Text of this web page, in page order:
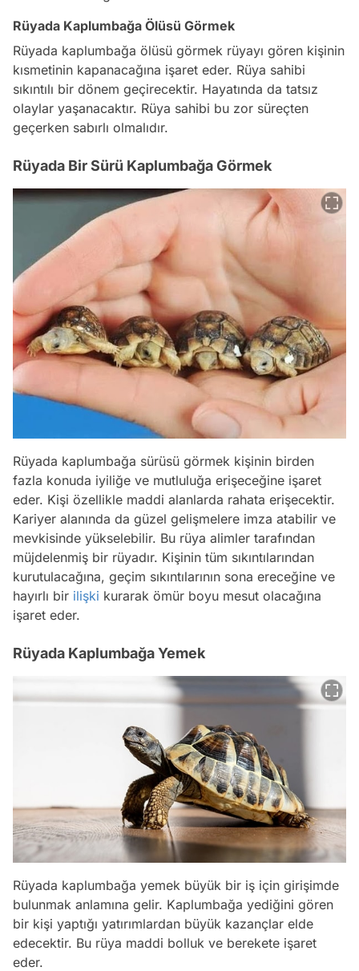
Rüyada Kaplumbağa Ölüsü Görmek
Rüyada kaplumbağa ölüsü görmek rüyayı gören kişinin
kısmetinin kapanacağına işaret eder. Rüya sahibi
sıkıntılı bir dönem geçirecektir. Hayatında da tatsız
olaylar yaşanacaktır. Rüya sahibi bu zor süreçten
geçerken sabırlı olmalıdır.
Rüyada Bir Sürü Kaplumbağa Görmek
Rüyada kaplumbağa sürüsü görmek kişinin birden
fazla konuda iyiliğe ve mutluluğa erişeceğine işaret
eder. Kişi özellikle maddi alanlarda rahata erişecektir.
Kariyer alanında da güzel gelişmelere imza atabilir ve
mevkisinde yükselebilir. Bu rüya alimler tarafından
müjdelenmiş bir rüyadır. Kişinin tüm sıkıntılarından
kurutulacağına, geçim sıkıntılarının sona ereceğine ve
hayırlı bir ilişki kurarak ömür boyu mesut olacağına
işaret eder.
Rüyada Kaplumbağa Yemek
Rüyada kaplumbağa yemek büyük bir iş için girişimde
bulunmak anlamına gelir. Kaplumbağa yediğini gören
bir kişi yaptığı yatırımlardan büyük kazançlar elde
edecektir. Bu rüya maddi bolluk ve berekete işaret
eder.